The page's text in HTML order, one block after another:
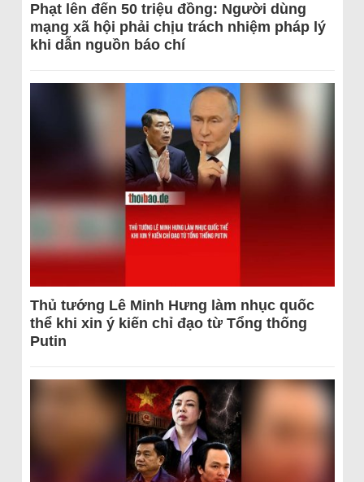
Phạt lên đến 50 triệu đồng: Người dùng
mạng xã hội phải chịu trách nhiệm pháp lý
khi dẫn nguồn báo chí
Thủ tướng Lê Minh Hưng làm nhục quốc
thể khi xin ý kiến chỉ đạo từ Tổng thống
Putin